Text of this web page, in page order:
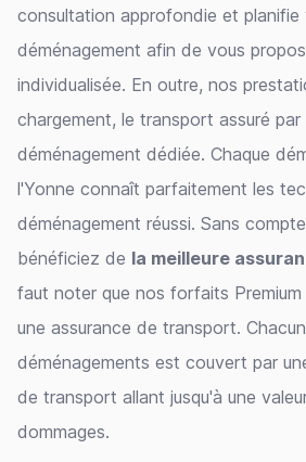
consultation approfondie et planifie
déménagement afin de vous
individualisée. En outre, nos
chargement, le transport assuré par
déménagement dédiée. Chaque
l'Yonne connaît parfaitement les
déménagement réussi. Sans
bénéficiez de la meilleure
faut noter que nos forfaits
une assurance de transport.
déménagements est couvert par
de transport allant jusqu'à une
dommages.